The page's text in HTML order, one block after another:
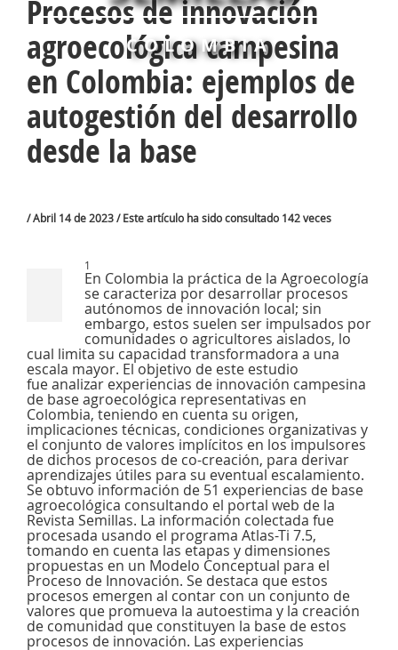
COLOMBIA
Procesos de innovación
agroecológica campesina
en Colombia: ejemplos de
autogestión del desarrollo
desde la base
/ Abril 14 de 2023 / Este artículo ha sido consultado 142 veces
1
En Colombia la práctica de la Agroecología
se caracteriza por desarrollar procesos
autónomos de innovación local; sin
embargo, estos suelen ser impulsados por
comunidades o agricultores aislados, lo
cual limita su capacidad transformadora a una
escala mayor. El objetivo de este estudio
fue analizar experiencias de innovación campesina
de base agroecológica representativas en
Colombia, teniendo en cuenta su origen,
implicaciones técnicas, condiciones organizativas y
el conjunto de valores implícitos en los impulsores
de dichos procesos de co-creación, para derivar
aprendizajes útiles para su eventual escalamiento.
Se obtuvo información de 51 experiencias de base
agroecológica consultando el portal web de la
Revista Semillas. La información colectada fue
procesada usando el programa Atlas-Ti 7.5,
tomando en cuenta las etapas y dimensiones
propuestas en un Modelo Conceptual para el
Proceso de Innovación. Se destaca que estos
procesos emergen al contar con un conjunto de
valores que promueva la autoestima y la creación
de comunidad que constituyen la base de estos
procesos de innovación. Las experiencias